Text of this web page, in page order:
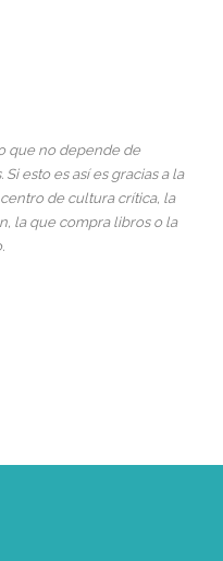
que no depende de
esto es así es gracias a la
de cultura crítica, la
la que compra libros o la